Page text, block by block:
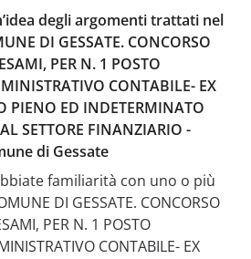
degli argomenti trattati nel
DI GESSATE. CONCORSO
PER N. 1 POSTO
CONTABILE- EX
PIENO ED INDETERMINATO
SETTORE FINANZIARIO -
di Gessate
familiarità con uno o più
DI GESSATE. CONCORSO
PER N. 1 POSTO
CONTABILE- EX